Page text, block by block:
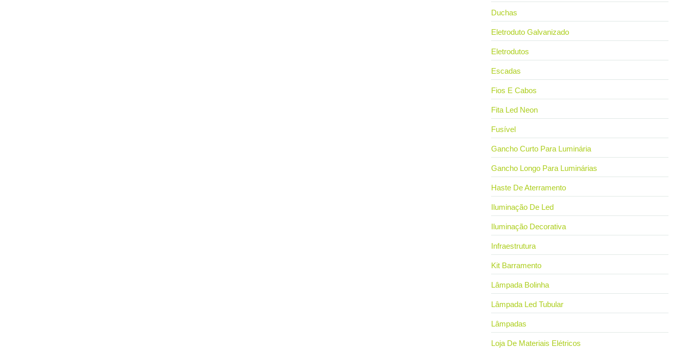
Duchas
Eletroduto Galvanizado
Eletrodutos
Escadas
Fios E Cabos
Fita Led Neon
Fusível
Gancho Curto Para Luminária
Gancho Longo Para Luminárias
Haste De Aterramento
Iluminação De Led
Iluminação Decorativa
Infraestrutura
Kit Barramento
Lâmpada Bolinha
Lâmpada Led Tubular
Lâmpadas
Loja De Materiais Elétricos